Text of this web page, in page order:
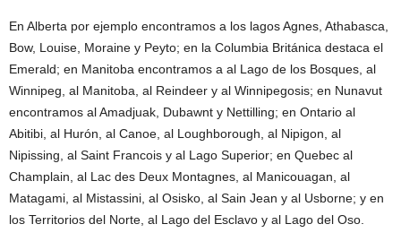
En Alberta por ejemplo encontramos a los lagos Agnes, Athabasca,
Bow, Louise, Moraine y Peyto; en la Columbia Británica destaca el
Emerald; en Manitoba encontramos a al Lago de los Bosques, al
Winnipeg, al Manitoba, al Reindeer y al Winnipegosis; en Nunavut
encontramos al Amadjuak, Dubawnt y Nettilling; en Ontario al
Abitibi, al Hurón, al Canoe, al Loughborough, al Nipigon, al
Nipissing, al Saint Francois y al Lago Superior; en Quebec al
Champlain, al Lac des Deux Montagnes, al Manicouagan, al
Matagami, al Mistassini, al Osisko, al Sain Jean y al Usborne; y en
los Territorios del Norte, al Lago del Esclavo y al Lago del Oso.